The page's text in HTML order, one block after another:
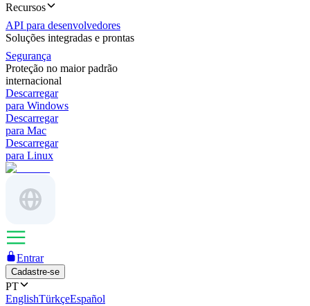
Recursos
API para desenvolvedores
Soluções integradas e prontas
Segurança
Proteção no maior padrão
internacional
Descarregar
para Windows
Descarregar
para Mac
Descarregar
para Linux
Entrar
Cadastre-se
PT
EnglishTürkçeEspañol